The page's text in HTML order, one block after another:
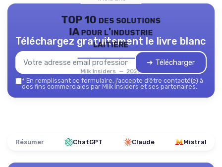
TOP 10 des solutions
IA pour l'industrie
laitière
Milk Insiders — 2026
Téléchargez gratuitement le livre blanc
➔ Télécharger
* En remplissant ce formulaire, j’accepte d’être contacté(e) à
des fins commerciales par Milk Insiders et ses partenaires.
Résumer ChatGPT Claude Mistral